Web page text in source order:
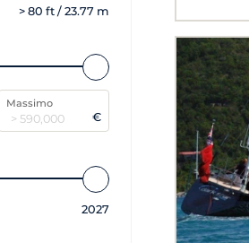
> 80 ft / 23.77 m
Massimo
€
2027